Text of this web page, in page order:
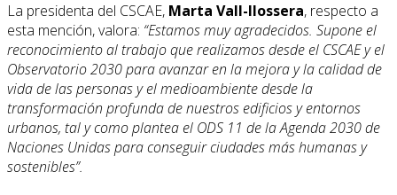
La presidenta del CSCAE, Marta Vall-llossera, respecto a
esta mención, valora: “Estamos muy agradecidos. Supone el
reconocimiento al trabajo que realizamos desde el CSCAE y el
Observatorio 2030 para avanzar en la mejora y la calidad de
vida de las personas y el medioambiente desde la
transformación profunda de nuestros edificios y entornos
urbanos, tal y como plantea el ODS 11 de la Agenda 2030 de
Naciones Unidas para conseguir ciudades más humanas y
sostenibles”.